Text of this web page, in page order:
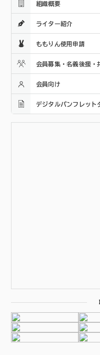
組織概要
ライター紹介
ももりん使用申請
会員募集・名義後援・
会員向け
デジタルパンフレット